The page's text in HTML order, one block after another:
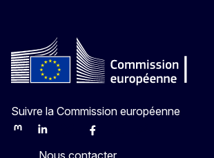
Suivre la Commission européenne
MastodonLinkedInBlueskyFacebook